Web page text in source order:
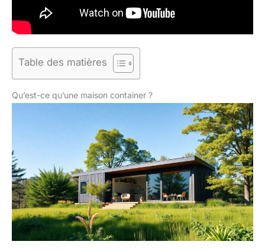
Table des matières
Qu’est-ce qu’une maison container ?